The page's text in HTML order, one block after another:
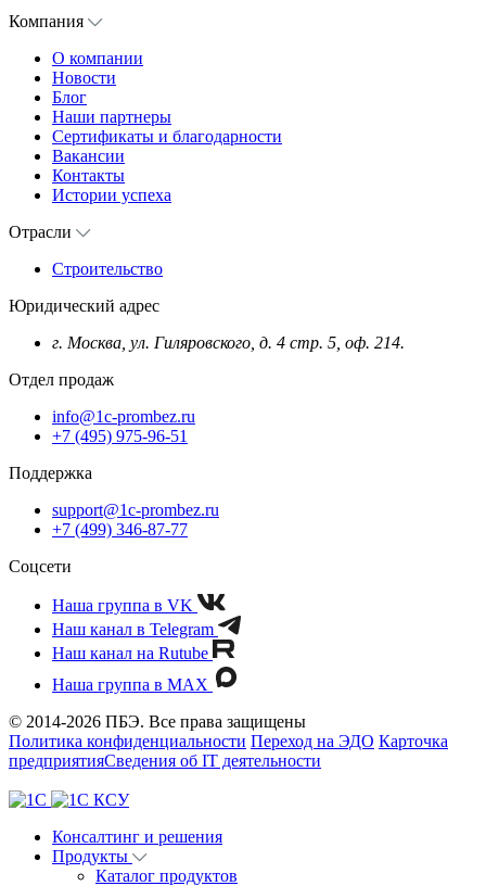
Компания
О компании
Новости
Блог
Наши партнеры
Сертификаты и благодарности
Вакансии
Контакты
Истории успеха
Отрасли
Строительство
Юридический адрес
г. Москва, ул. Гиляровского, д. 4 стр. 5, оф. 214.
Отдел продаж
info@1c-prombez.ru
+7 (495) 975-96-51
Поддержка
support@1c-prombez.ru
+7 (499) 346-87-77
Соцсети
Наша группа в VK
Наш канал в Telegram
Наш канал на Rutube
Наша группа в MAX
© 2014-2026 ПБЭ. Все права защищены
Политика конфиденциальности Переход на ЭДО Карточка
предприятияСведения об IT деятельности
Консалтинг и решения
Продукты
Каталог продуктов